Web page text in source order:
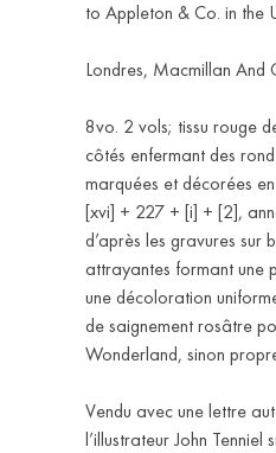
to Appleton & Co. in the
Londres, Macmillan And
8vo. 2 vols; tissu rouge
côtés enfermant des
marquées et décorées
[xvi] + 227 + [i] + [2],
d’après les gravures sur
attrayantes formant une
une décoloration
de saignement rosâtre
Wonderland, sinon
Vendu avec une lettre
l’illustrateur John